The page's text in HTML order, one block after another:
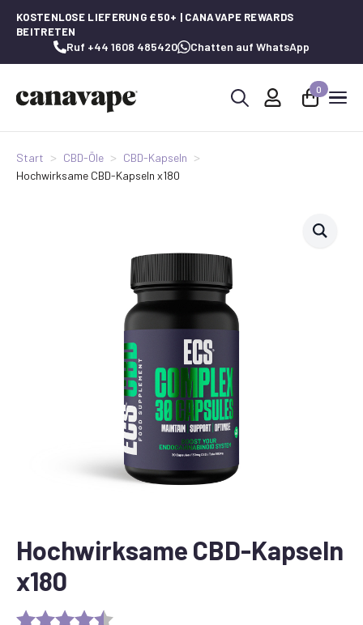
KOSTENLOSE LIEFERUNG £50+ | CANAVAPE REWARDS
BEITRETEN
Ruf +44 1608 485420 Chatten auf WhatsApp
0
Start CBD-Öle
CBD-Kapseln
Hochwirksame CBD-Kapseln x180
Hochwirksame CBD-Kapseln
x180